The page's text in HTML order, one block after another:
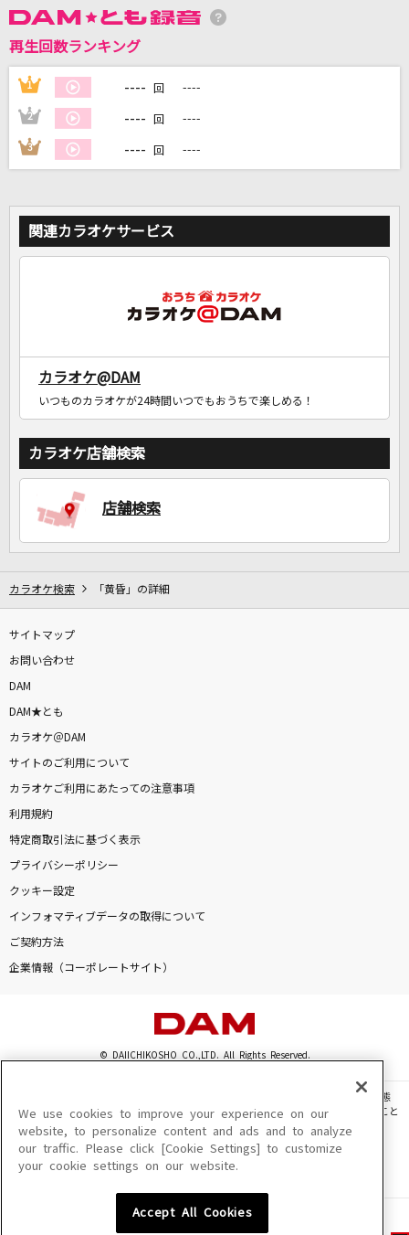
再生回数ランキング
1 ---- 回 ----
2 ---- 回 ----
3 ---- 回 ----
関連カラオケサービス
カラオケ@DAM
いつものカラオケが24時間いつでもおうちで楽しめる！
カラオケ店舗検索
店舗検索
カラオケ検索 「黄昏」の詳細
サイトマップ
お問い合わせ
DAM
DAM★とも
カラオケ＠DAM
サイトのご利用について
カラオケご利用にあたっての注意事項
利用規約
特定商取引法に基づく表示
プライバシーポリシー
クッキー設定
インフォマティブデータの取得について
ご契約方法
企業情報（コーポレートサイト）
© DAIICHIKOSHO CO.,LTD. All Rights Reserved.
このサイトに掲載されている一切の文章・画像・写真・動画・音声等を、手段や形態
を問わず、著作権法の定める範囲を超えて無断で複製、転載、ファイル化などすること
を禁じます。
楽曲及びコンテンツは、機種によりご利用いただけない場合があります。
楽曲及びコンテンツの配信日、配信内容が変更になる場合があります。
We use cookies to improve your experience on our
website, to personalize content and ads and to analyze
our traffic. Please click [Cookie Settings] to customize
your cookie settings on our website.
Accept All Cookies